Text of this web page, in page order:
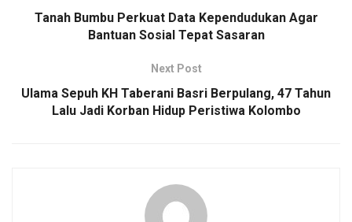
Tanah Bumbu Perkuat Data Kependudukan Agar
Bantuan Sosial Tepat Sasaran
Next Post
Ulama Sepuh KH Taberani Basri Berpulang, 47 Tahun
Lalu Jadi Korban Hidup Peristiwa Kolombo